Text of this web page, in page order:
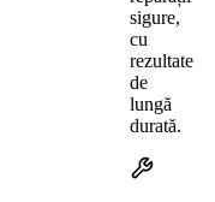
sigure,
cu
rezultate
de
lungă
durată.